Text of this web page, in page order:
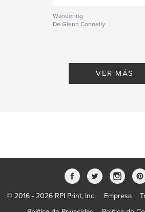
Wandering
De Glenn Connelly
VER MÁS
© 2016 - 2026 RPI Print, Inc. Empresa